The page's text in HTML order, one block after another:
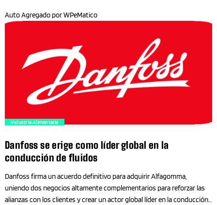
AI
Alcaldías
Antropología-Arqueología
Arquitectura
Auto Agregado por WPeMatico
Industria Alimentaria
Danfoss se erige como líder global en la
conducción de fluidos
Danfoss firma un acuerdo definitivo para adquirir Alfagomma,
uniendo dos negocios altamente complementarios para reforzar las
alianzas con los clientes y crear un actor global líder en la conducción